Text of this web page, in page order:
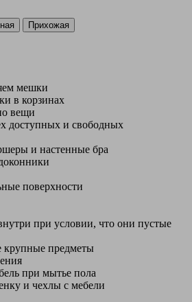
мешки
в корзинах
вещи
доступных и свободных
и настенные бра
поверхности
при условии, что они пустые
крупные предметы
при мытье пола
и чехлы с мебели